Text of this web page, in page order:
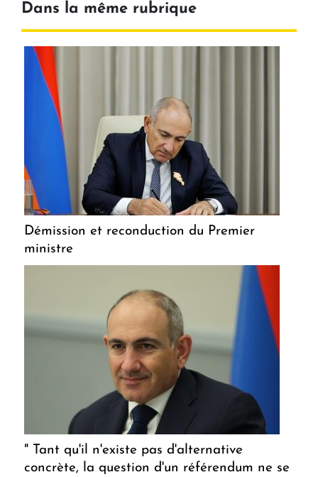
Dans la même rubrique
Démission et reconduction du Premier
ministre
" Tant qu'il n'existe pas d'alternative
concrète, la question d'un référendum ne se